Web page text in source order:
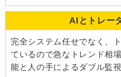
AIとトレー
完全システム任せでなく、
ているので急なトレンド相
能と人の手によるダブル監